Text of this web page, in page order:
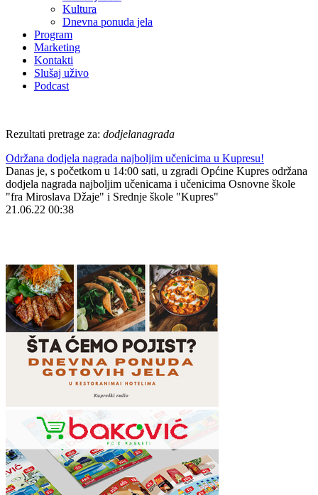
Kultura
Dnevna ponuda jela
Program
Marketing
Kontakti
Slušaj uživo
Podcast
Rezultati pretrage za: dodjelanagrada
Održana dodjela nagrada najboljim učenicima u Kupresu!
Danas je, s početkom u 14:00 sati, u zgradi Općine Kupres održana
dodjela nagrada najboljim učenicama i učenicima Osnovne škole
"fra Miroslava Džaje" i Srednje škole "Kupres"
21.06.22 00:38